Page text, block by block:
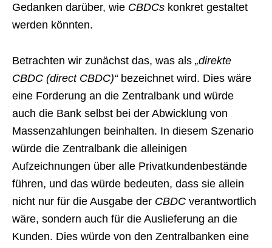
Gedanken darüber, wie CBDCs konkret gestaltet
werden könnten.
Betrachten wir zunächst das, was als „direkte
CBDC (direct CBDC)“bezeichnet wird. Dies wäre
eine Forderung an die Zentralbank und würde
auch die Bank selbst bei der Abwicklung von
Massenzahlungen beinhalten. In diesem Szenario
würde die Zentralbank die alleinigen
Aufzeichnungen über alle Privatkundenbestände
führen, und das würde bedeuten, dass sie allein
nicht nur für die Ausgabe der CBDC verantwortlich
wäre, sondern auch für die Auslieferung an die
Kunden. Dies würde von den Zentralbanken eine